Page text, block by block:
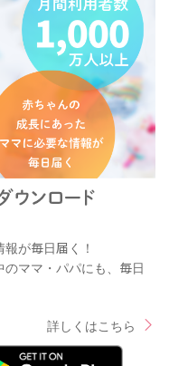
が毎日届く！
ママ・パパにも、毎日
詳しくはこちら